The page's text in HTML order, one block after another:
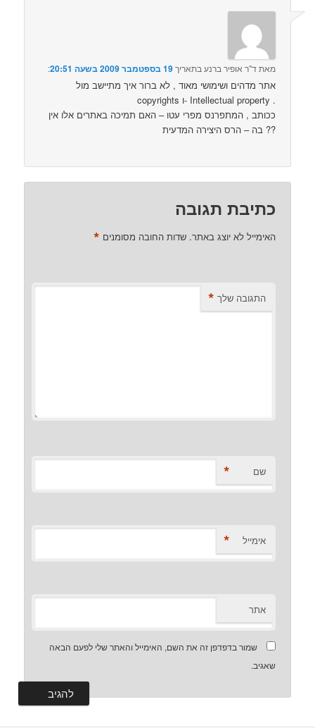
מאתד"ר אופיר ברנע בתאריך19 בספטמבר 2009 בשעה 20:51 :‏
אתר מדהים ושימושי מאוד , לא ברור איך מתיישב מול
copyrights ו- Intellectual property .
ככותב , המתפרנס מפרי עטו – האם תמיכה באתרים אלו אין
בה – הרס היצירה המדעית ??
כתיבת תגובה
האימייל לא יוצג באתר. שדות החובה מסומנים *
התגובה שלך *
שם *
אימייל *
אתר
שמור בדפדפן זה את השם, האימייל והאתר שלי לפעם הבאה
שאגיב.